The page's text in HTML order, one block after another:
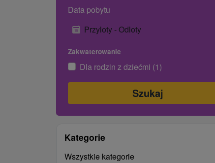
Data pobytu
Przyloty - Odloty
Zakwaterowanie
Dla rodzin z dziećmi (1)
Kategorie
Wszystkie kategorie